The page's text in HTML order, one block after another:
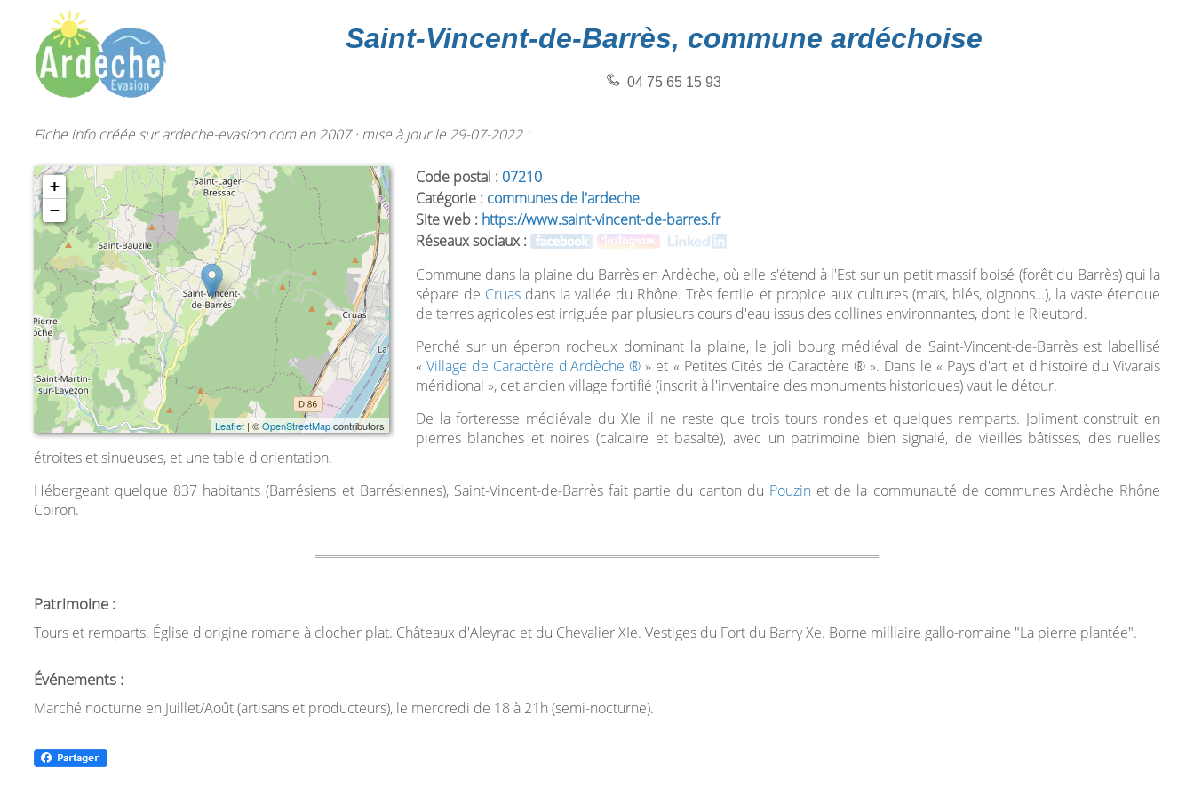
Saint-Vincent-de-Barrès, commune ardéchoise
04 75 65 15 93
Fiche info créée sur ardeche-evasion.com en 2007 · mise à jour le 29-07-2022 :
+
−
Leaflet| ©OpenStreetMapcontributors
Code postal : 07210
Catégorie : communes de l'ardeche
Site web : https://www.saint-vincent-de-barres.fr
Réseaux sociaux :
Commune dans la plaine du Barrès en Ardèche, où elle s'étend à l'Est sur un petit massif boisé (forêt du Barrès) qui la
sépare de Cruasdans la vallée du Rhône. Très fertile et propice aux cultures (maïs, blés, oignons…), la vaste étendue
de terres agricoles est irriguée par plusieurs cours d'eau issus des collines environnantes, dont le Rieutord.
Perché sur un éperon rocheux dominant la plaine, le joli bourg médiéval de Saint-Vincent-de-Barrès est labellisé
« Village de Caractère d'Ardèche ® » et « Petites Cités de Caractère ® ». Dans le « Pays d'art et d'histoire du Vivarais
méridional », cet ancien village fortifié (inscrit à l'inventaire des monuments historiques) vaut le détour.
De la forteresse médiévale du XIe il ne reste que trois tours rondes et quelques remparts. Joliment construit en
pierres blanches et noires (calcaire et basalte), avec un patrimoine bien signalé, de vieilles bâtisses, des ruelles
étroites et sinueuses, et une table d'orientation.
Hébergeant quelque 837 habitants (Barrésiens et Barrésiennes), Saint-Vincent-de-Barrès fait partie du canton du Pouzinet de la communauté de communes Ardèche Rhône
Coiron.
Patrimoine :
Tours et remparts. Église d'origine romane à clocher plat. Châteaux d'Aleyrac et du Chevalier XIe. Vestiges du Fort du Barry Xe. Borne milliaire gallo-romaine "La pierre plantée".
Événements :
Marché nocturne en Juillet/Août (artisans et producteurs), le mercredi de 18 à 21h (semi-nocturne).